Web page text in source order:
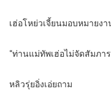
เฮ่อโหย่วเจี้ยนมอบหมายง
“ท่านแม่ทัพเฮ่อไม่จัดสัมภา
หลิวรุ่ยอิ่งเอ่ยถาม